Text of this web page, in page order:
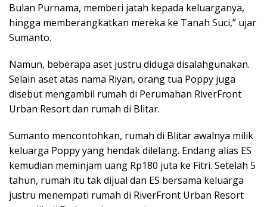
Bulan Purnama, memberi jatah kepada keluarganya,
hingga memberangkatkan mereka ke Tanah Suci,” ujar
Sumanto.
Namun, beberapa aset justru diduga disalahgunakan.
Selain aset atas nama Riyan, orang tua Poppy juga
disebut mengambil rumah di Perumahan RiverFront
Urban Resort dan rumah di Blitar.
Sumanto mencontohkan, rumah di Blitar awalnya milik
keluarga Poppy yang hendak dilelang. Endang alias ES
kemudian meminjam uang Rp180 juta ke Fitri. Setelah 5
tahun, rumah itu tak dijual dan ES bersama keluarga
justru menempati rumah di RiverFront Urban Resort